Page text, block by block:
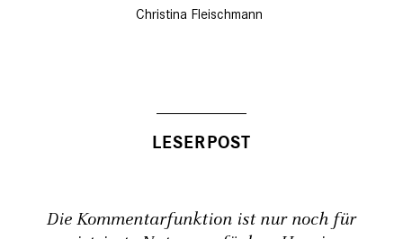
Christina Fleischmann
Die Kommentarfunktion ist nur noch für